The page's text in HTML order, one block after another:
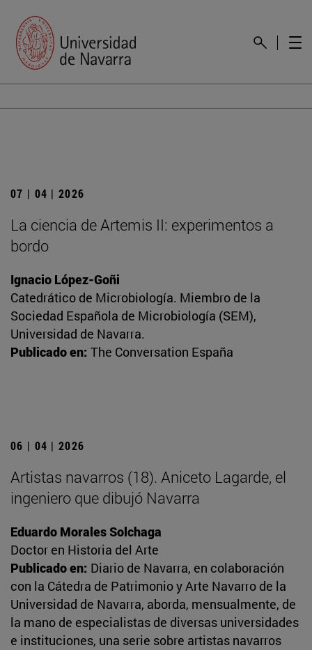
07 | 04 | 2026
La ciencia de Artemis II: experimentos a
bordo
Ignacio López-Goñi
Catedrático de Microbiología. Miembro de la
Sociedad Española de Microbiología (SEM),
Universidad de Navarra.
Publicado en: The Conversation España
06 | 04 | 2026
Artistas navarros (18). Aniceto Lagarde, el
ingeniero que dibujó Navarra
Eduardo Morales Solchaga
Doctor en Historia del Arte
Publicado en: Diario de Navarra, en colaboración
con la Cátedra de Patrimonio y Arte Navarro de la
Universidad de Navarra, aborda, mensualmente, de
la mano de especialistas de diversas universidades
e instituciones, una serie sobre artistas navarros